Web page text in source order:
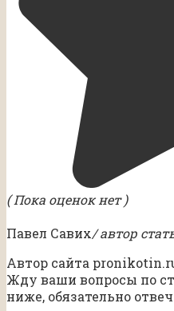
( Пока оценок нет )
Павел Савих/ автор
Автор сайта
Жду ваши вопросы по
ниже, обязательно